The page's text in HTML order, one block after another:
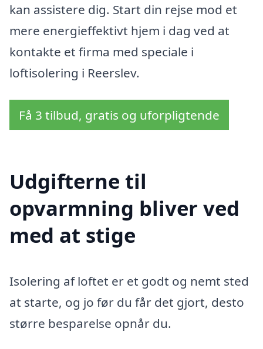
kan assistere dig. Start din rejse mod et
mere energieffektivt hjem i dag ved at
kontakte et firma med speciale i
loftisolering i Reerslev.
Få 3 tilbud, gratis og uforpligtende
Udgifterne til
opvarmning bliver ved
med at stige
Isolering af loftet er et godt og nemt sted
at starte, og jo før du får det gjort, desto
større besparelse opnår du.